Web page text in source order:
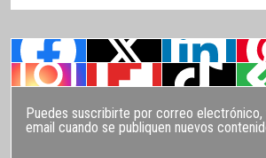
Puedes suscribirte por correo electrónico,
email cuando se publiquen nuevos